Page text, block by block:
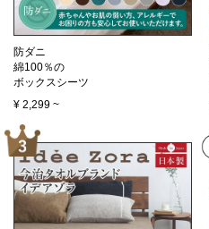
防ダニ
綿100％の
ボックスシーツ
¥ 2,299 ~